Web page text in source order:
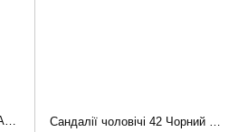
Сандалії чоловічі 42 Чорний NOVA SHOES (710011-42)*